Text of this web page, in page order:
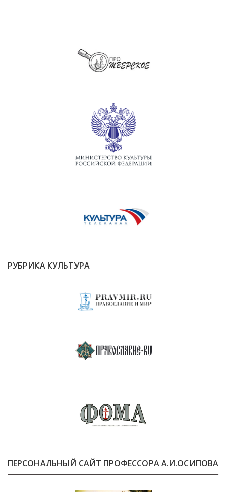
РУБРИКА КУЛЬТУРА
ПЕРСОНАЛЬНЫЙ САЙТ ПРОФЕССОРА А.И.ОСИПОВА